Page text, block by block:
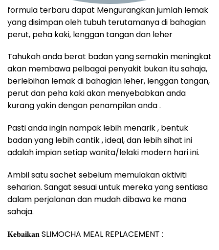
formula terbaru dapat Mengurangkan jumlah lemak
yang disimpan oleh tubuh terutamanya di bahagian
perut, peha kaki, lenggan tangan dan leher
Tahukah anda berat badan yang semakin meningkat
akan membawa pelbagai penyakit bukan itu sahaja,
berlebihan lemak di bahagian leher, lenggan tangan,
perut dan peha kaki akan menyebabkan anda
kurang yakin dengan penampilan anda .
Pasti anda ingin nampak lebih menarik , bentuk
badan yang lebih cantik , ideal, dan lebih sihat ini
adalah impian setiap wanita/lelaki modern hari ini.
Ambil satu sachet sebelum memulakan aktiviti
seharian. Sangat sesuai untuk mereka yang sentiasa
dalam perjalanan dan mudah dibawa ke mana
sahaja.
𝐊𝐞𝐛𝐚𝐢𝐤𝐚𝐧 SLIMOCHA MEAL REPLACEMENT :